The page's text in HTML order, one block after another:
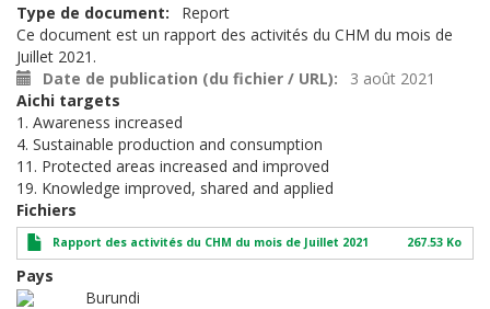
Type de document
Report
Ce document est un rapport des activités du CHM du mois de
Juillet 2021.
Date de publication (du fichier / URL)
3 août 2021
Aichi targets
1. Awareness increased
4. Sustainable production and consumption
11. Protected areas increased and improved
19. Knowledge improved, shared and applied
Fichiers
Rapport des activités du CHM du mois de Juillet 2021 267.53 Ko
Pays
Burundi